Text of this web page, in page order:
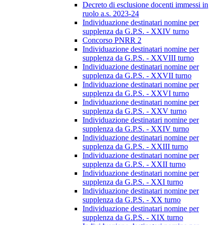
Decreto di esclusione docenti immessi in
ruolo a.s. 2023-24
Individuazione destinatari nomine per
supplenza da G.P.S. - XXIV turno
Concorso PNRR 2
Individuazione destinatari nomine per
supplenza da G.P.S. - XXVIII turno
Individuazione destinatari nomine per
supplenza da G.P.S. - XXVII turno
Individuazione destinatari nomine per
supplenza da G.P.S. - XXVI turno
Individuazione destinatari nomine per
supplenza da G.P.S. - XXV turno
Individuazione destinatari nomine per
supplenza da G.P.S. - XXIV turno
Individuazione destinatari nomine per
supplenza da G.P.S. - XXIII turno
Individuazione destinatari nomine per
supplenza da G.P.S. - XXII turno
Individuazione destinatari nomine per
supplenza da G.P.S. - XXI turno
Individuazione destinatari nomine per
supplenza da G.P.S. - XX turno
Individuazione destinatari nomine per
supplenza da G.P.S. - XIX turno